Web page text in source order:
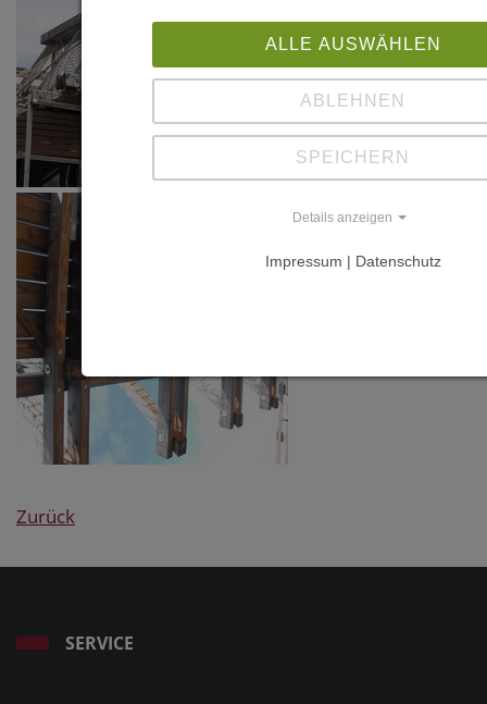
Zurück
SERVICE
ALLE AUSWÄHLEN
ABLEHNEN
SPEICHERN
Details anzeigen
Impressum | Datenschutz